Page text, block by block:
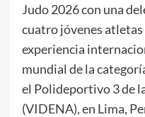
Judo 2026 con una
cuatro jóvenes
experiencia
mundial de la
el Polideportivo 3 de
(VIDENA), en Lima,